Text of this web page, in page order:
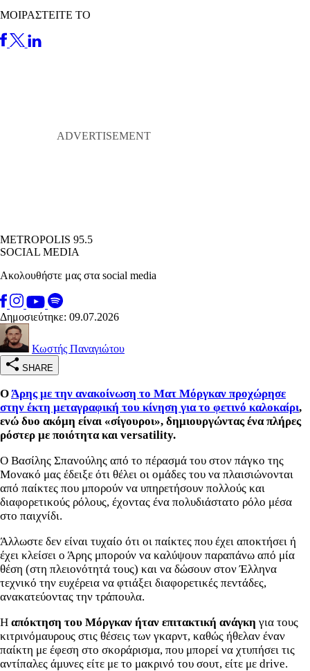
ΜΟΙΡΑΣΤΕΙΤΕ ΤΟ
METROPOLIS 95.5
SOCIAL MEDIA
Ακολουθήστε μας στα social media
Δημοσιεύτηκε: 09.07.2026
Κωστής Παναγιώτου
SHARE
ΟΆρης με την ανακοίνωση το Ματ Μόργκαν προχώρησε
στην έκτη μεταγραφική του κίνηση για το φετινό καλοκαίρι,
ενώ δυο ακόμη είναι «σίγουροι», δημιουργώντας ένα πλήρες
ρόστερ με ποιότητα και versatility.
Ο Βασίλης Σπανούλης από το πέρασμά του στον πάγκο της
Μονακό μας έδειξε ότι θέλει οι ομάδες του να πλαισιώνονται
από παίκτες που μπορούν να υπηρετήσουν πολλούς και
διαφορετικούς ρόλους, έχοντας ένα πολυδιάστατο ρόλο μέσα
στο παιχνίδι.
Άλλωστε δεν είναι τυχαίο ότι οι παίκτες που έχει αποκτήσει ή
έχει κλείσει ο Άρης μπορούν να καλύψουν παραπάνω από μία
θέση (στη πλειονότητά τους) και να δώσουν στον Έλληνα
τεχνικό την ευχέρεια να φτιάξει διαφορετικές πεντάδες,
ανακατεύοντας την τράπουλα.
Η απόκτηση του Μόργκαν ήταν επιτακτική ανάγκη για τους
κιτρινόμαυρους στις θέσεις των γκαρντ, καθώς ήθελαν έναν
παίκτη με έφεση στο σκοράρισμα, που μπορεί να χτυπήσει τις
αντίπαλες άμυνες είτε με το μακρινό του σουτ, είτε με drive.